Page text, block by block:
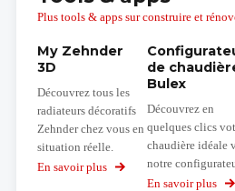
Plus tools & apps sur construire et
My Zehnder
3D
Découvrez tous les
radiateurs décoratifs
Zehnder chez vous en
situation réelle.
En savoir plus
sur
de
Bulex
Découvrez en
quelques clics
chaudière idéale
notre
En savoir plus
sur